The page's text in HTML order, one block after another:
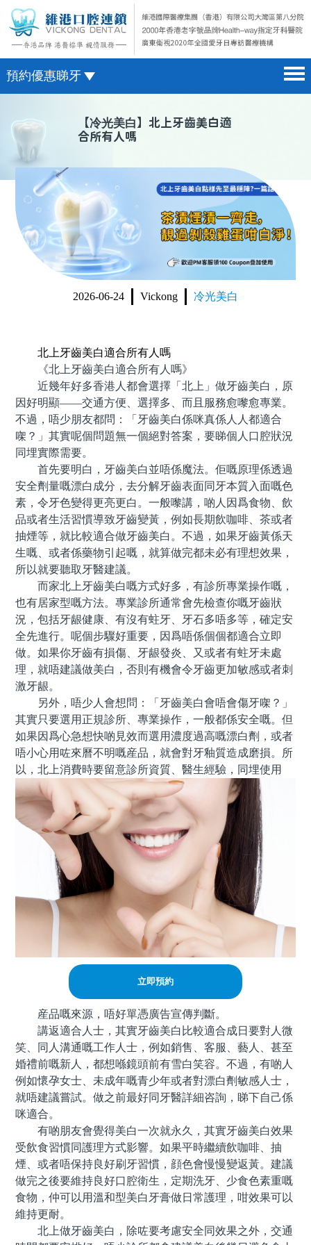
預約優惠睇牙
醫院簡介 hospital introduction
醫生介紹 doctor introduction
醫療新聞 medical news
種植牙 dental implant
箍牙 orthodontics
收費標準 change standard
微信預約
WhatsApp預約
【冷光美白】北上牙齒美白適
合所有人嗎
2026-06-24 Vickong 冷光美白
北上牙齒美白適合所有人嗎
《北上牙齒美白適合所有人嗎》
近幾年好多香港人都會選擇「北上」做牙齒美白，原
因好明顯——交通方便、選擇多、而且服務愈嚟愈專業。
不過，唔少朋友都問：「牙齒美白係咪真係人人都適合
㗎？」其實呢個問題無一個絕對答案，要睇個人口腔狀況
同埋實際需要。
首先要明白，牙齒美白並唔係魔法。佢嘅原理係透過
安全劑量嘅漂白成分，去分解牙齒表面同牙本質入面嘅色
素，令牙色變得更亮更白。一般嚟講，啲人因爲食物、飲
品或者生活習慣導致牙齒變黃，例如長期飲咖啡、茶或者
抽煙等，就比較適合做牙齒美白。不過，如果牙齒黃係天
生嘅、或者係藥物引起嘅，就算做完都未必有理想效果，
所以就要聽取牙醫建議。
而家北上牙齒美白嘅方式好多，有診所專業操作嘅，
也有居家型嘅方法。專業診所通常會先檢查你嘅牙齒狀
況，包括牙龈健康、有沒有蛀牙、牙石多唔多等，確定安
全先進行。呢個步驟好重要，因爲唔係個個都適合立即
做。如果你牙齒有損傷、牙龈發炎、又或者有蛀牙未處
理，就唔建議做美白，否則有機會令牙齒更加敏感或者刺
激牙龈。
另外，唔少人會想問：「牙齒美白會唔會傷牙㗎？」
其實只要選用正規診所、專業操作，一般都係安全嘅。但
如果因爲心急想快啲見效而選用濃度過高嘅漂白劑，或者
唔小心用咗來曆不明嘅産品，就會對牙釉質造成磨損。所
以，北上消費時要留意診所資質、醫生經驗，同埋使用
立即預約
産品嘅來源，唔好單憑廣告宣傳判斷。
講返適合人士，其實牙齒美白比較適合成日要對人微
笑、同人溝通嘅工作人士，例如銷售、客服、藝人、甚至
婚禮前嘅新人，都想喺鏡頭前有雪白笑容。不過，有啲人
例如懷孕女士、未成年嘅青少年或者對漂白劑敏感人士，
就唔建議嘗試。做之前最好同牙醫詳細咨詢，睇下自己係
咪適合。
有啲朋友會覺得美白一次就永久，其實牙齒美白效果
受飲食習慣同護理方式影響。如果平時繼續飲咖啡、抽
煙、或者唔保持良好刷牙習慣，顔色會慢慢變返黃。建議
做完之後要維持良好口腔衛生，定期洗牙、少食色素重嘅
食物，仲可以用溫和型美白牙膏做日常護理，咁效果可以
維持更耐。
北上做牙齒美白，除咗要考慮安全同效果之外，交通